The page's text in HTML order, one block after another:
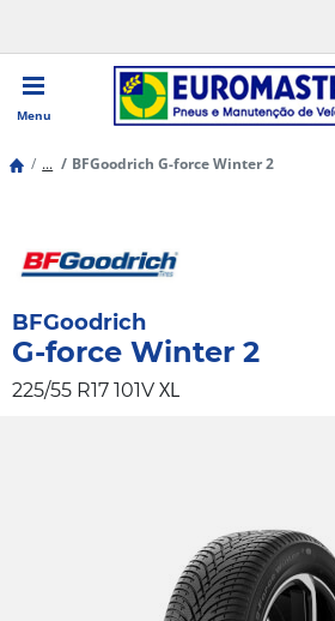
Menu
... BFGoodrich G-force Winter 2
BFGoodrich
G-force Winter 2
225/55 R17 101V XL